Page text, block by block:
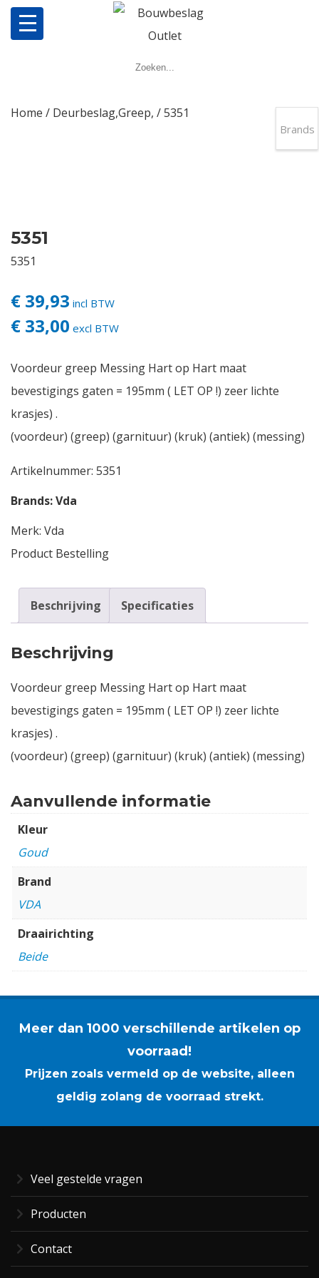
Producten
Contact
Home / Deurbeslag,Greep, / 5351
5351
5351
€ 39,93 incl BTW
€ 33,00 excl BTW
Voordeur greep Messing Hart op Hart maat
bevestigings gaten = 195mm ( LET OP !) zeer lichte
krasjes) .
(voordeur) (greep) (garnituur) (kruk) (antiek) (messing)
Artikelnummer: 5351
Brands:Vda
Merk: Vda
Product Bestelling
Beschrijving Specificaties
Beschrijving
Voordeur greep Messing Hart op Hart maat
bevestigings gaten = 195mm ( LET OP !) zeer lichte
krasjes) .
(voordeur) (greep) (garnituur) (kruk) (antiek) (messing)
Aanvullende informatie
Kleur
Goud
Brand
VDA
Draairichting
Beide
Meer dan 1000 verschillende artikelen op
voorraad!
Prijzen zoals vermeld op de website, alleen
geldig zolang de voorraad strekt.
Veel gestelde vragen
Producten
Contact
Brands